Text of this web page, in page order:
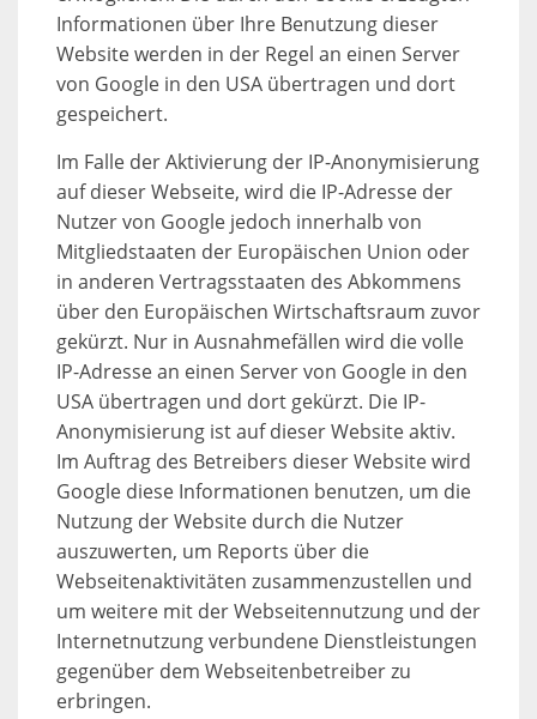
Informationen über Ihre Benutzung dieser
Website werden in der Regel an einen Server
von Google in den USA übertragen und dort
gespeichert.
Im Falle der Aktivierung der IP-Anonymisierung
auf dieser Webseite, wird die IP-Adresse der
Nutzer von Google jedoch innerhalb von
Mitgliedstaaten der Europäischen Union oder
in anderen Vertragsstaaten des Abkommens
über den Europäischen Wirtschaftsraum zuvor
gekürzt. Nur in Ausnahmefällen wird die volle
IP-Adresse an einen Server von Google in den
USA übertragen und dort gekürzt. Die IP-
Anonymisierung ist auf dieser Website aktiv.
Im Auftrag des Betreibers dieser Website wird
Google diese Informationen benutzen, um die
Nutzung der Website durch die Nutzer
auszuwerten, um Reports über die
Webseitenaktivitäten zusammenzustellen und
um weitere mit der Webseitennutzung und der
Internetnutzung verbundene Dienstleistungen
gegenüber dem Webseitenbetreiber zu
erbringen.